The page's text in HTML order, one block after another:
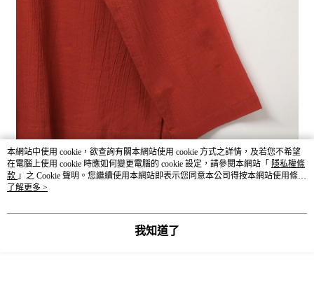
本網站中使用 cookie，欲查詢有關本網站使用 cookie 方式之詳情，及若您不希望
在電腦上使用 cookie 時應如何變更電腦的 cookie 設定，請參閱本網站「 隱私權條
款 」之 Cookie 聲明。您繼續使用本網站即表示您同意本公司得按本網站使用條款
之 Cookie 聲明使用 cookie。
了解更多 >
我知道了